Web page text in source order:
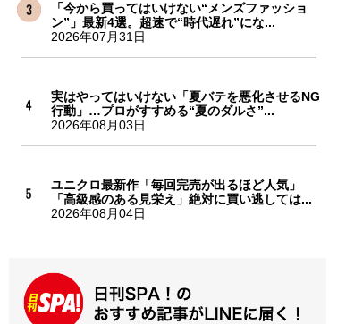
「今から買ってはいけない“メンズファッショ
ン”」最新4選。超速で“時代遅れ”にな...
2026年07月31日
実はやってはいけない「夏バテを悪化させるNG
行動」…プロがすすめる“夏のダルさ”...
2026年08月03日
ユニクロ最新作「毎回完売が出るほど人気」
「高級感のある見栄え」絶対に買い逃しては...
2026年08月04日